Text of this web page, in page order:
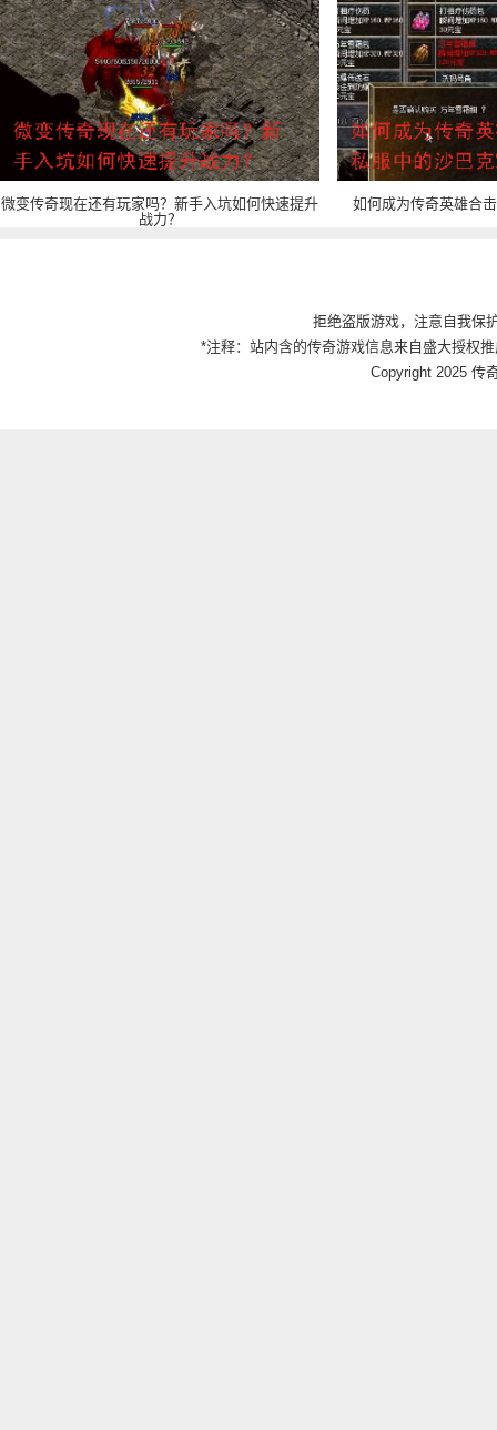
微变传奇现在还有玩家吗？新手入坑如何快速提升
战力？
如何成为传奇英雄合
拒绝盗版游戏，注意自我保
*注释：站内含的传奇游戏信息来自盛大授权
Copyright 2025 传